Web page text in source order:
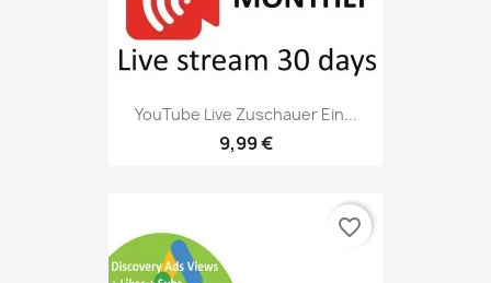
YouTube Live Zuschauer Ein...
9,99 €
favorite_border